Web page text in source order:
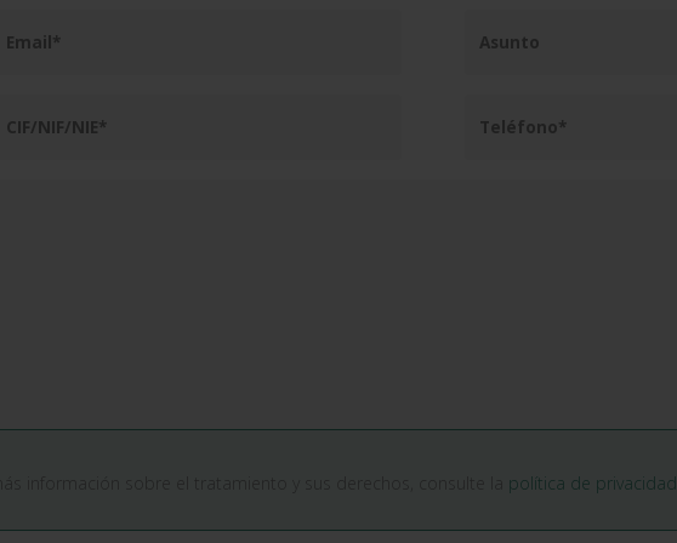
política de privacidad